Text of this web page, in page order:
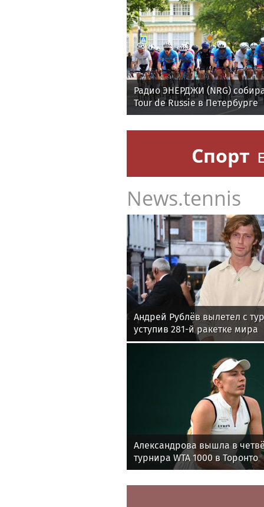
Радио ЭНЕРДЖИ (NRG)
Tour de Russie в Петербурге
Спорт
News.tennis
Андрей Рублёв вылетел с
уступив 281-й ракетке мира
Александрова вышла в
турнира WTA 1000 в Торонто